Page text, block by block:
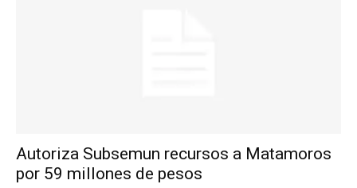
Autoriza Subsemun recursos a Matamoros
por 59 millones de pesos